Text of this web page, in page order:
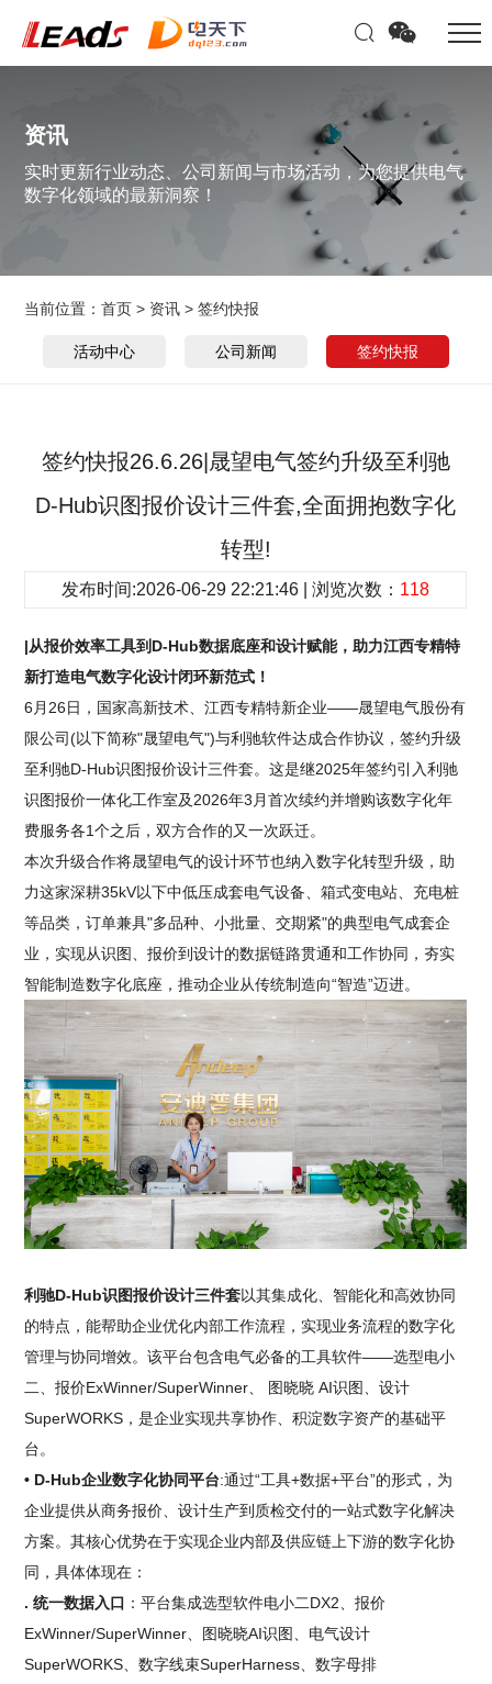
资讯
实时更新行业动态、公司新闻与市场活动，为您提供电气
数字化领域的最新洞察！
当前位置：首页 > 资讯 >签约快报
活动中心 公司新闻 签约快报
签约快报26.6.26|晟望电气签约升级至利驰
D-Hub识图报价设计三件套,全面拥抱数字化
转型!
发布时间:2026-06-29 22:21:46 | 浏览次数： 118
|从报价效率工具到D-Hub数据底座和设计赋能，助力江西专精特
新打造电气数字化设计闭环新范式！
6月26日，国家高新技术、江西专精特新企业——晟望电气股份有
限公司(以下简称"晟望电气")与利驰软件达成合作协议，签约升级
至利驰D-Hub识图报价设计三件套。这是继2025年签约引入利驰
识图报价一体化工作室及2026年3月首次续约并增购该数字化年
费服务各1个之后，双方合作的又一次跃迁。
本次升级合作将晟望电气的设计环节也纳入数字化转型升级，助
力这家深耕35kV以下中低压成套电气设备、箱式变电站、充电桩
等品类，订单兼具"多品种、小批量、交期紧"的典型电气成套企
业，实现从识图、报价到设计的数据链路贯通和工作协同，夯实
智能制造数字化底座，推动企业从传统制造向“智造”迈进。
利驰D-Hub识图报价设计三件套以其集成化、智能化和高效协同
的特点，能帮助企业优化内部工作流程，实现业务流程的数字化
管理与协同增效。该平台包含电气必备的工具软件——选型电小
二、报价ExWinner/SuperWinner、 图晓晓 AI识图、设计
SuperWORKS，是企业实现共享协作、积淀数字资产的基础平
台。
• D-Hub企业数字化协同平台:通过“工具+数据+平台”的形式，为
企业提供从商务报价、设计生产到质检交付的一站式数字化解决
方案。其核心优势在于实现企业内部及供应链上下游的数字化协
同，具体体现在：
. 统一数据入口 ：平台集成选型软件电小二DX2、报价
ExWinner/SuperWinner、图晓晓AI识图、电气设计
SuperWORKS、数字线束SuperHarness、数字母排